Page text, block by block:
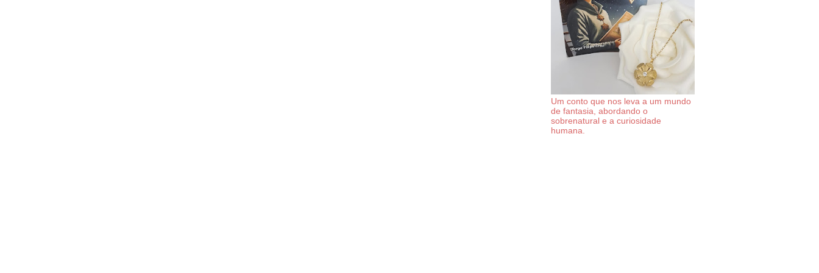
Um conto que nos leva a um mundo
de fantasia, abordando o
sobrenatural e a curiosidade
humana.